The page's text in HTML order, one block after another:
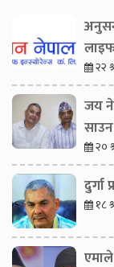
२२
जय
२०
१८